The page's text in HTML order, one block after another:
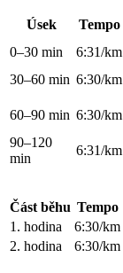
Úsek Tempo
0–30 min
6:31/km
30–60 min 6:30/km
60–90 min 6:30/km
90–120
min
6:31/km
Část běhu Tempo
1. hodina
6:30/km
2. hodina
6:30/km